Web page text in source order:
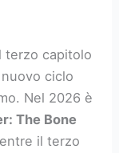
terzo capitolo
ciclo
Nel 2026 è
The Bone
il terzo